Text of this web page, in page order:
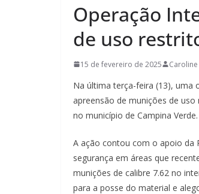
Operação
de uso
15 de fevereiro de 2025
Na última terça-feira (13), uma
apreensão de munições de
no município de Campina Verde.
A ação contou com o apoio da
segurança em áreas que
munições de calibre 7.62 no
para a posse do material e